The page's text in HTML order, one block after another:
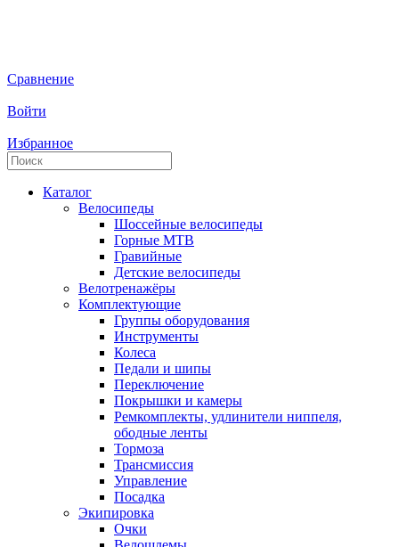
Сравнение
Войти
Избранное
Каталог
Велосипеды
Шоссейные велосипеды
Горные МTB
Гравийные
Детские велосипеды
Велотренажёры
Комплектующие
Группы оборудования
Инструменты
Колеса
Педали и шипы
Переключение
Покрышки и камеры
Ремкомплекты, удлинители ниппеля,
ободные ленты
Тормоза
Трансмиссия
Управление
Посадка
Экипировка
Очки